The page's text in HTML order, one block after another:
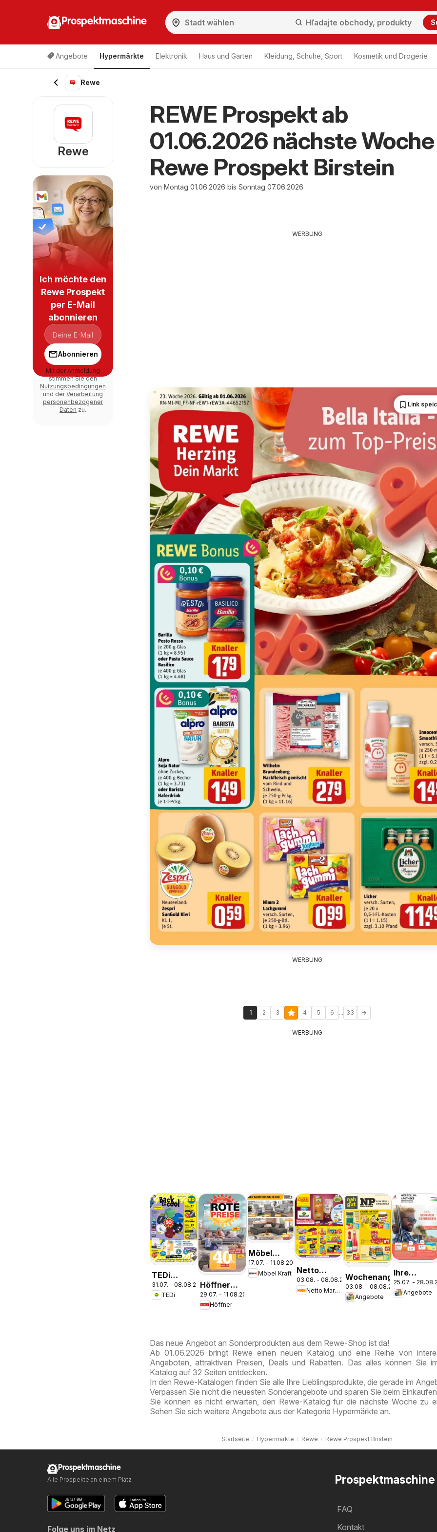
Prospektmaschine
Angebote Hypermärkte Elektronik Haus und Garten Kleidung, Schuhe, Sport Kosmetik und Drogerie
Rewe
REWE Prospekt ab
01.06.2026 nächste
Rewe Prospekt Birstein
von Montag 01.06.2026 bis Sonntag 07.06.2026
WERBUNG
Link
WERBUNG
1 2 3 4 5 6 ... 33
WERBUNG
TEDi
Prospekt
Bremen
31.07. - 08.08.2026
TEDi
Höffner
Prospekt
Schönefeld
29.07. - 11.08.2026
Höffner
Möbel
Kraft Der
Sommer
17.07. - 11.08.2026
Möbel Kraft
Netto
Marken-
Discount
Berg
03.08. - 08.08.2026
Netto Marken-Discount
Wochenangebote
03.08. - 08.08.2026
Angebote
Ihre
Apotheke
vor Ort:
25.07. -
Angebote
Das neue Angebot an Sonderprodukten aus dem Rewe-Shop ist da!
Ab 01.06.2026 bringt Rewe einen neuen Katalog und eine Reihe von
Angeboten, attraktiven Preisen, Deals und Rabatten. Das alles können Sie
Katalog auf 32 Seiten entdecken.
In den Rewe-Katalogen finden Sie alle Ihre Lieblingsprodukte, die gerade im
Verpassen Sie nicht die neuesten Sonderangebote und sparen Sie beim
Sie können es nicht erwarten, den Rewe-Katalog für die nächste Woche zu
Sehen Sie sich weitere Angebote aus der Kategorie Hypermärkte an.
Startseite Hypermärkte Rewe Rewe Prospekt Birstein
Rewe
Ich möchte den
Rewe Prospekt
per E-Mail
abonnieren
Abonnieren
Mit der Anmeldung
stimmen Sie den
Nutzungsbedingungen
und derVerarbeitung
personenbezogener
Daten zu.
Prospektmaschine
FAQ
Kontakt
Prospektmaschine
Alle Prospekte an einem Platz
Folge uns im Netz